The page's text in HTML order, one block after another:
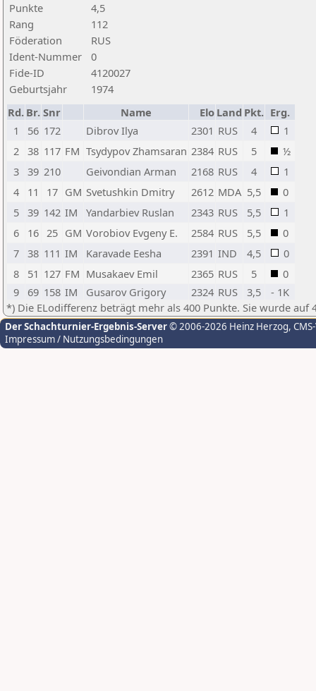
Punkte
4,5
Rang
112
Föderation
RUS
Ident-Nummer
0
Fide-ID
4120027
Geburtsjahr
1974
Rd. Br. Snr Name Elo Land Pkt. Erg.
1
56 172 Dibrov Ilya 2301 RUS 4
1
2
38 117 FM Tsydypov Zhamsaran 2384 RUS 5
½
3
39 210 Geivondian Arman 2168 RUS 4
1
4
11 17 GM Svetushkin Dmitry 2612 MDA 5,5
0
5
39 142 IM Yandarbiev Ruslan 2343 RUS 5,5
1
6
16 25 GM Vorobiov Evgeny E. 2584 RUS 5,5
0
7
38 111 IM Karavade Eesha 2391 IND 4,5
0
8
51 127 FM Musakaev Emil 2365 RUS 5
0
9
69 158 IM Gusarov Grigory 2324 RUS 3,5
- 1K
*) Die ELodifferenz beträgt mehr als 400 Punkte. Sie wurde auf
Der Schachturnier-Ergebnis-Server© 2006-2026 Heinz Herzog,
Impressum / Nutzungsbedingungen